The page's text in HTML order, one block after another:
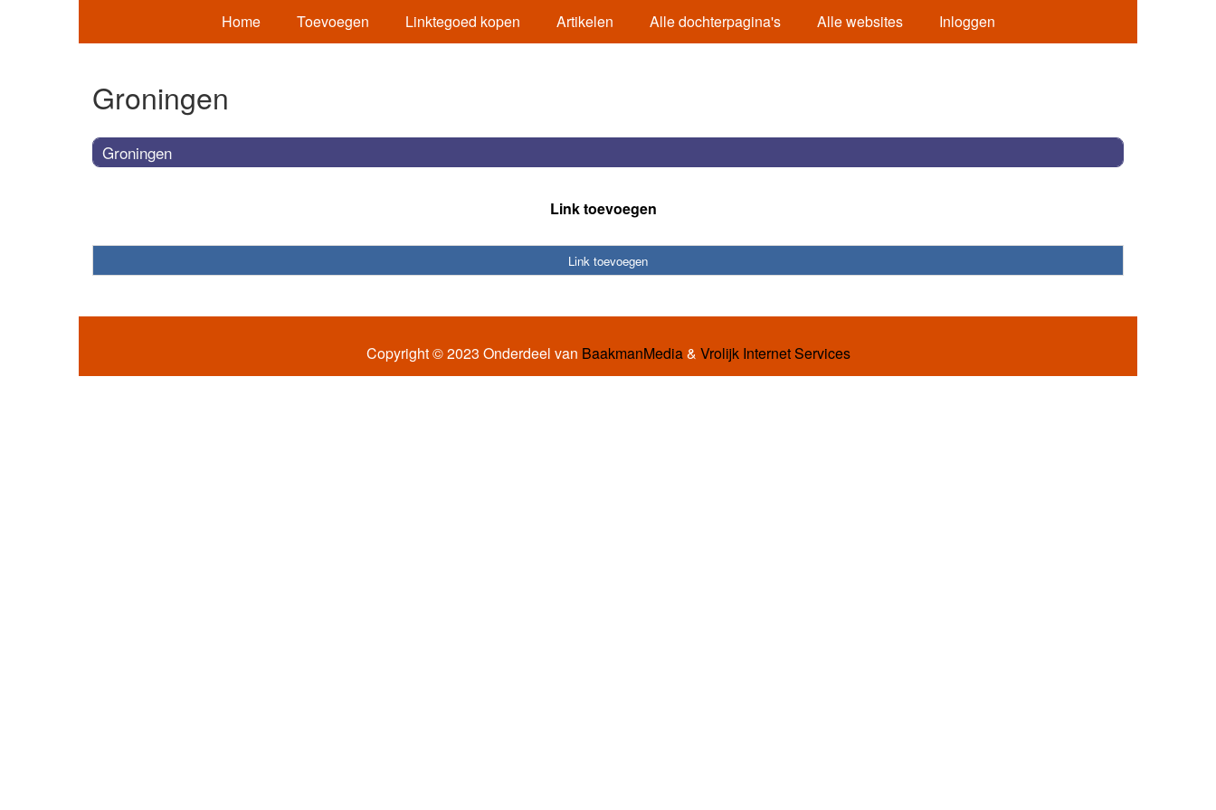
Home Toevoegen Linktegoed kopen Artikelen Alle dochterpagina's Alle websites Inloggen
Groningen
Groningen
Link toevoegen
Link toevoegen
Copyright © 2023 Onderdeel van BaakmanMedia& Vrolijk Internet Services